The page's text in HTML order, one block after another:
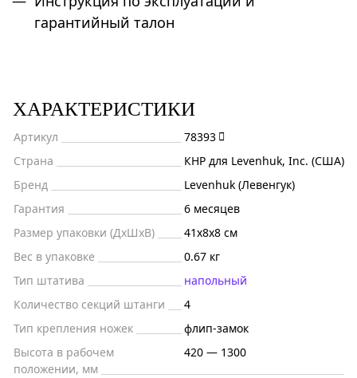
гарантийный талон
ХАРАКТЕРИСТИКИ
Артикул
78393
Страна
КНР для Levenhuk, Inc. (США)
Бренд
Levenhuk (Левенгук)
Гарантия
6 месяцев
Размер упаковки (ДxШxВ)
41x8x8 см
Вес в упаковке
0.67 кг
Тип штатива
напольный
Количество секций штанги
4
Тип крепления ножек
флип-замок
Высота в рабочем
положении, мм
420 — 1300